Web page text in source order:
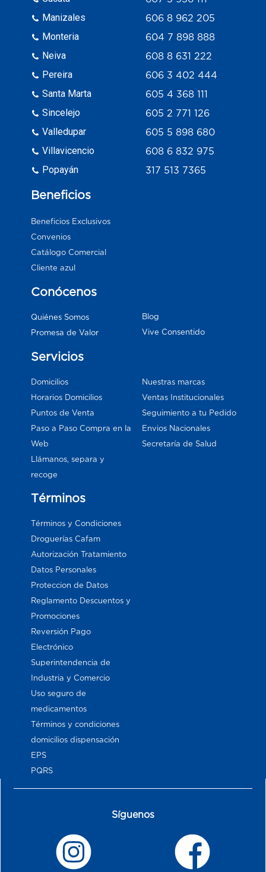
Manizales
Monteria
Neiva
Pereira
Santa Marta
Sincelejo
Valledupar
Villavicencio
Popayán
606 8 962 205
604 7 898 888
608 8 631 222
606 3 402 444
605 4 368 111
605 2 771 126
605 5 898 680
608 6 832 975
317 513 7365
Beneficios
Beneficios Exclusivos
Convenios
Catálogo Comercial
Cliente azul
Conócenos
Quiénes Somos
Promesa de Valor
Blog
Vive Consentido
Servicios
Domicilios
Horarios Domicilios
Puntos de Venta
Paso a Paso Compra en la
Web
Llámanos, separa y
recoge
Nuestras marcas
Ventas Institucionales
Seguimiento a tu Pedido
Envios Nacionales
Secretaría de Salud
Términos
Términos y Condiciones
Droguerías Cafam
Autorización Tratamiento
Datos Personales
Proteccion de Datos
Reglamento Descuentos y
Promociones
Reversión Pago
Electrónico
Superintendencia de
Industria y Comercio
Uso seguro de
medicamentos
Términos y condiciones
domicilios dispensación
EPS
PQRS
Síguenos